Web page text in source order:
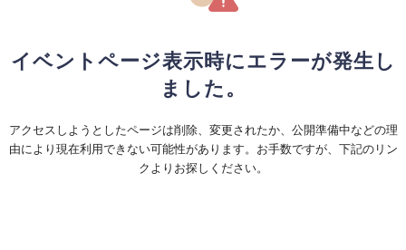
イベントページ表示時にエラーが発生し
ました。
アクセスしようとしたページは削除、変更されたか、公開準備中などの理
由により現在利用できない可能性があります。お手数ですが、下記のリン
クよりお探しください。